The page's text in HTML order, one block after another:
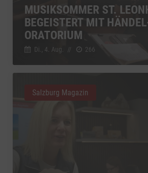
MUSIKSOMMER ST.
BEGEISTERT MIT
ORATORIUM
Di., 4. Aug. // 266
Salzburg Magazin
YouTube
Google Ireland Limited, Irland